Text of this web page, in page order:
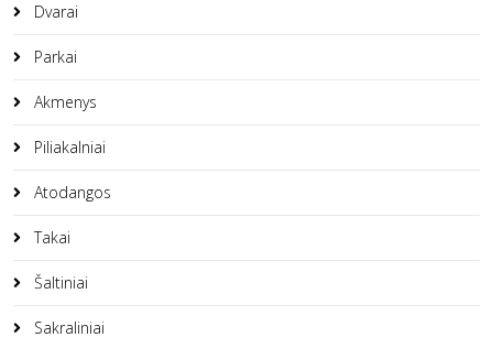
Dvarai
Parkai
Akmenys
Piliakalniai
Atodangos
Takai
Šaltiniai
Sakraliniai